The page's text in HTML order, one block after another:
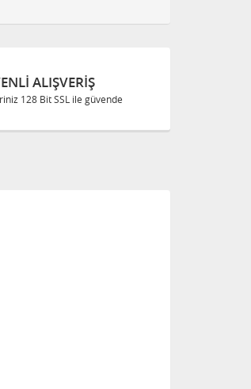
ALIŞVERIŞ
128 Bit SSL ile güvende